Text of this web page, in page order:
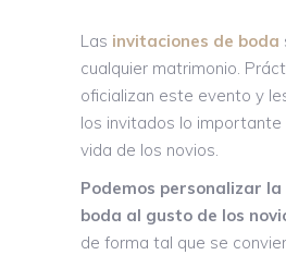
Las invitaciones de boda
cualquier matrimonio.
oficializan este evento y
los invitados lo importante
vida de los novios.
Podemos personalizar
boda al gusto de los
de forma tal que se